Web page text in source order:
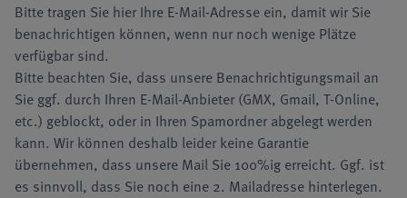
Bitte tragen Sie hier Ihre E-Mail-Adresse ein, damit wir Sie
benachrichtigen können, wenn nur noch wenige Plätze
verfügbar sind.
Bitte beachten Sie, dass unsere Benachrichtigungsmail an
Sie ggf. durch Ihren E-Mail-Anbieter (GMX, Gmail, T-Online,
etc.) geblockt, oder in Ihren Spamordner abgelegt werden
kann. Wir können deshalb leider keine Garantie
übernehmen, dass unsere Mail Sie 100%ig erreicht. Ggf. ist
es sinnvoll, dass Sie noch eine 2. Mailadresse hinterlegen.